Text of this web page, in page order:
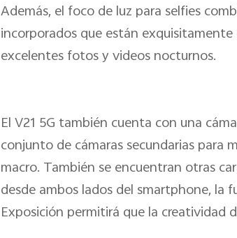
Además, el foco de luz para selfies
incorporados que están
excelentes fotos y videos nocturnos.
El V21 5G también cuenta con una
conjunto de cámaras secundarias para
macro. También se encuentran otras
desde ambos lados del smartphone, la
Exposición permitirá que la creatividad